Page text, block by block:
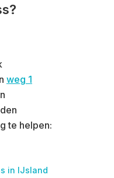
weg 1
te helpen:
in IJsland